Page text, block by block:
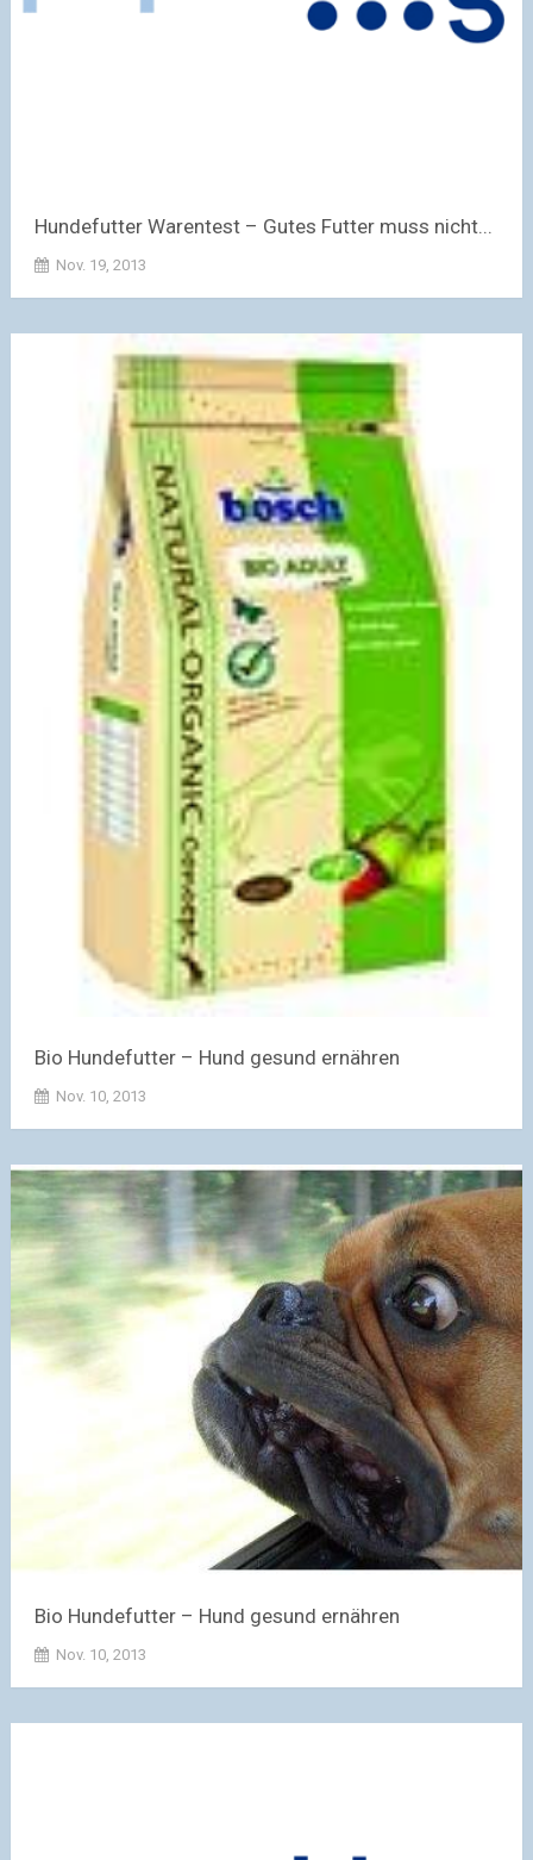
Hundefutter Warentest – Gutes Futter muss nicht...
Nov. 19, 2013
Bio Hundefutter – Hund gesund ernähren
Nov. 10, 2013
Bio Hundefutter – Hund gesund ernähren
Nov. 10, 2013